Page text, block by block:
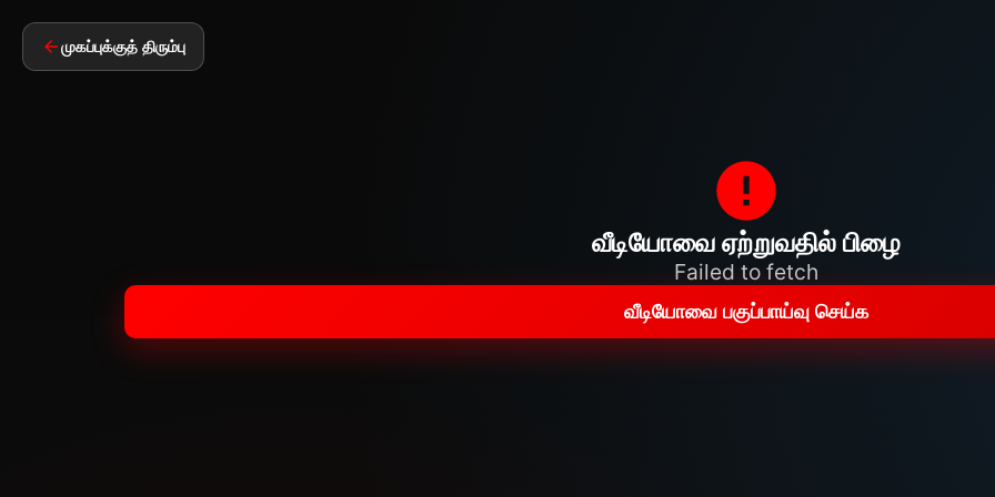
முகப்புக்குத் திரும்பு
வீடியோவை ஏற்றுவதில் பிழை
Failed to fetch
வீடியோவை பகுப்பாய்வு செய்க